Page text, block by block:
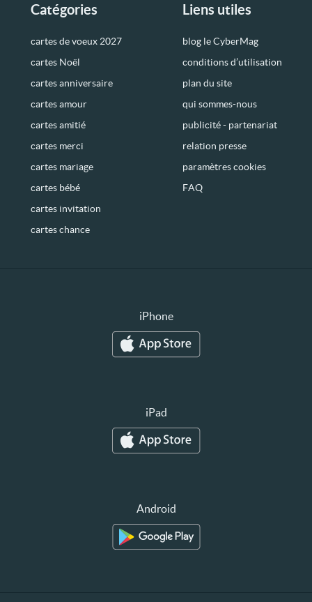
Catégories
cartes de voeux 2027
cartes Noël
cartes anniversaire
cartes amour
cartes amitié
cartes merci
cartes mariage
cartes bébé
cartes invitation
cartes chance
Liens utiles
blog le CyberMag
conditions d’utilisation
plan du site
qui sommes-nous
publicité - partenariat
relation presse
paramètres cookies
FAQ
iPhone
iPad
Android